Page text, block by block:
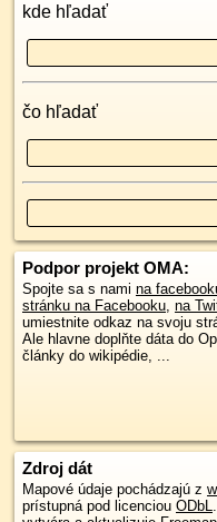
kde hľadať
čo hľadať
Podpor projekt OMA:
Spojte sa s nami na
stránku na Facebooku, na
umiestnite odkaz na svoju
Ale hlavne doplňte dáta do
články do wikipédie, ...
Zdroj dát
Mapové údaje pochádzajú z
prístupná pod licenciou ODbL.